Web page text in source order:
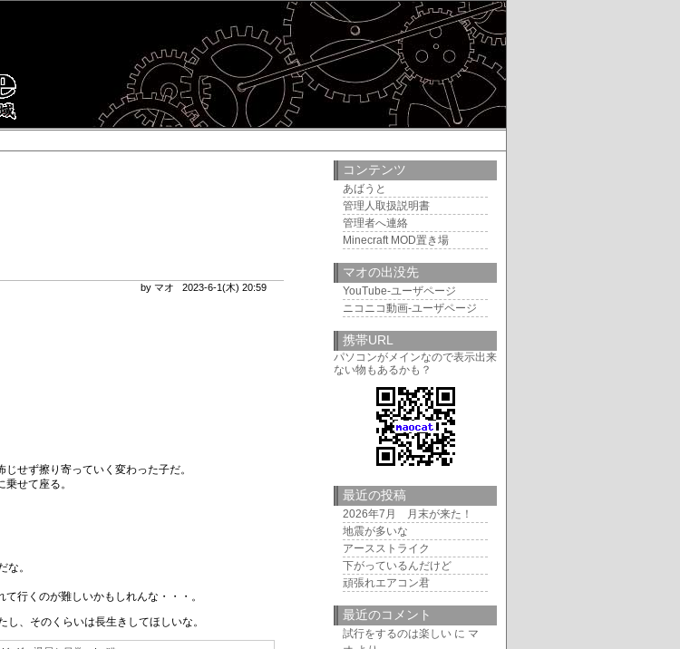
by マオ 2023-6-1(木) 20:59
せず擦り寄っていく変わった子だ。
せて座る。
な。
行くのが難しいかもしれんな・・・。
、そのくらいは長生きしてほしいな。
コンテンツ
あばうと
管理人取扱説明書
管理者へ連絡
Minecraft MOD置き場
マオの出没先
YouTube-ユーザページ
ニコニコ動画-ユーザページ
携帯URL
パソコンがメインなので表示出来
ない物もあるかも？
最近の投稿
2026年7月 月末が来た！
地震が多いな
アースストライク
下がっているんだけど
頑張れエアコン君
最近のコメント
試行をするのは楽しい に マ